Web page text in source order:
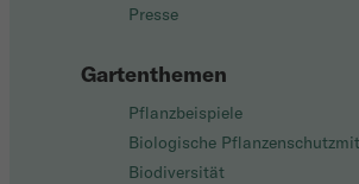
Presse
Gartenthemen
Pflanzbeispiele
Biologische
Biodiversität